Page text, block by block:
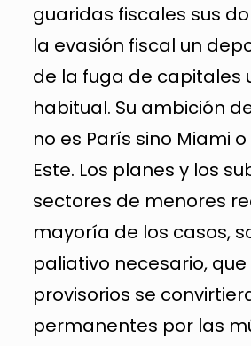
guaridas fiscales sus
la evasión fiscal un
de la fuga de capitales
habitual. Su ambición
no es París sino Miami
Este. Los planes y los
sectores de menores
mayoría de los casos,
paliativo necesario, que
provisorios se
permanentes por las